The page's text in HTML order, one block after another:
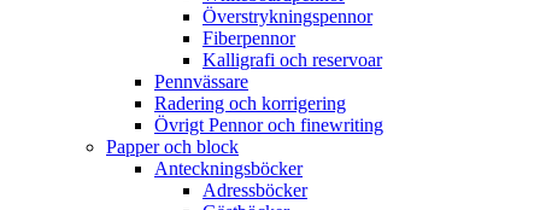
Överstrykningspennor
Fiberpennor
Kalligrafi och reservoar
Pennvässare
Radering och korrigering
Övrigt Pennor och finewriting
Papper och block
Anteckningsböcker
Adressböcker